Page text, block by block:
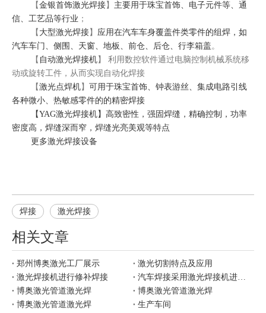
【 金银首饰激光焊接 】 主要用于珠宝首饰、电子元件等、通
信、工艺品等行业 ；
【 大型激光焊接 】 应用在汽车车身覆盖件类零件的组焊，如
汽车车门、侧围、天窗、地板、前仓、后仓、行李箱盖。
【 自动激光焊接机 】 利用数控软件通过电脑控制机械系统移
动或旋转工件，从而实现自动化焊接
【 激光点焊机 】 可用于珠宝首饰、钟表游丝、集成电路引线
各种微小、热敏感零件的的精密焊接
【YAG激光焊接机】高致密性，强固焊缝，精确控制，功率
密度高，焊缝深而窄，焊缝光亮美观等特点
更多激光焊接设备
焊接 激光焊接
相关文章
郑州博奥激光工厂展示
激光切割特点及应用
激光焊接机进行修补焊接
汽车焊接采用激光焊接机进行焊接有哪些优势
博奥激光管道激光焊
博奥激光管道激光焊
博奥激光管道激光焊
生产车间